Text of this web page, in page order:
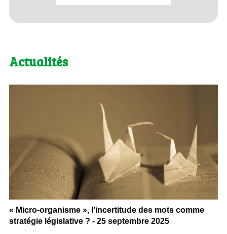
Actualités
« Micro-organisme », l’incertitude des mots comme
stratégie législative ? - 25 septembre 2025